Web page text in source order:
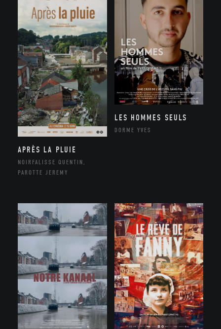
APRÈS LA PLUIE
NOIRFALISSE QUENTIN,
PAROTTE JEREMY
LES HOMMES SEULS
DORME YVES